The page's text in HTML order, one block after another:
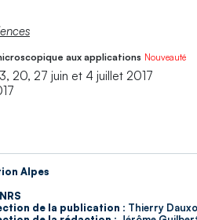
aux applications Nouveauté
20, 27 juin et 4 juillet 2017
Alpes
de la publication : Thierry